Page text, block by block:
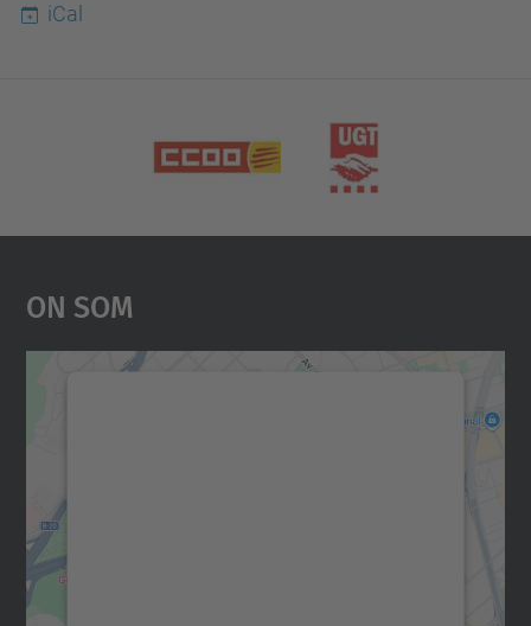
iCal
On Som